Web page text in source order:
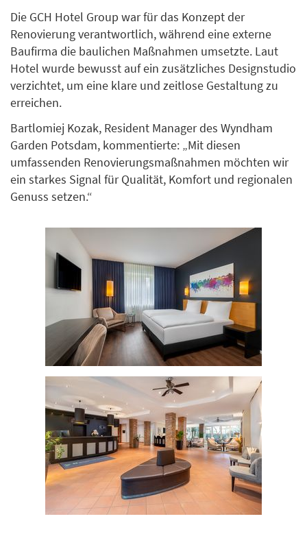
Die GCH Hotel Group war für das Konzept der
Renovierung verantwortlich, während eine externe
Baufirma die baulichen Maßnahmen umsetzte. Laut
Hotel wurde bewusst auf ein zusätzliches Designstudio
verzichtet, um eine klare und zeitlose Gestaltung zu
erreichen.
Bartlomiej Kozak, Resident Manager des Wyndham
Garden Potsdam, kommentierte: „Mit diesen
umfassenden Renovierungsmaßnahmen möchten wir
ein starkes Signal für Qualität, Komfort und regionalen
Genuss setzen.“